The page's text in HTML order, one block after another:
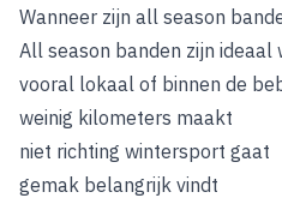
Wanneer zijn all season
All season banden zijn ideaal
vooral lokaal of binnen de
weinig kilometers maakt
niet richting wintersport gaat
gemak belangrijk vindt